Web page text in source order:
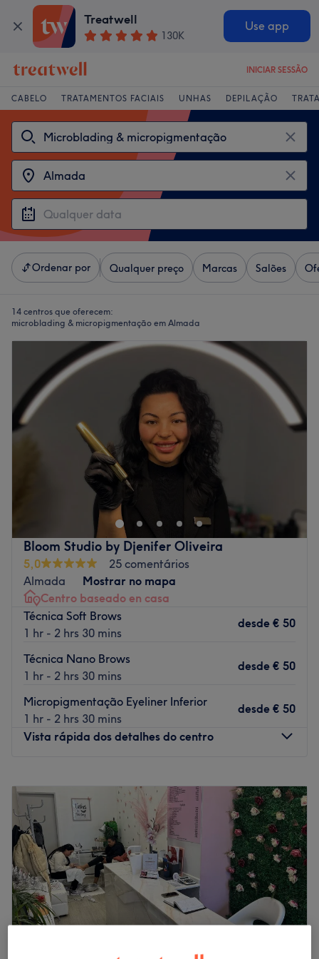
Treatwell
130K
Use app
INICIAR SESSÃO
CABELO TRATAMENTOS FACIAIS UNHAS DEPILAÇÃO
Ordenar por Qualquer preço Marcas Salões
14 centros que oferecem:
microblading & micropigmentação em Almada
Bloom Studio by Djenifer Oliveira
5,0
25 comentários
Almada
Mostrar no mapa
Centro baseado en casa
Técnica Soft Brows
1 hr - 2 hrs 30 mins
desde € 50
Técnica Nano Brows
1 hr - 2 hrs 30 mins
desde € 50
Micropigmentação Eyeliner Inferior
1 hr - 2 hrs 30 mins
desde € 50
Vista rápida dos detalhes do centro
Terça-feira
10:00–20:00
Quarta-feira
10:00 –20:00
Quinta-feira
10:00–20:00
Sexta-feira
10:00 –20:00
Sábado
10:00–17:00
Domingo
10:00 –18:00
NoBloom Studio
, cada detalhe é pensado para valorizar
14 anos de experiência na área beauty